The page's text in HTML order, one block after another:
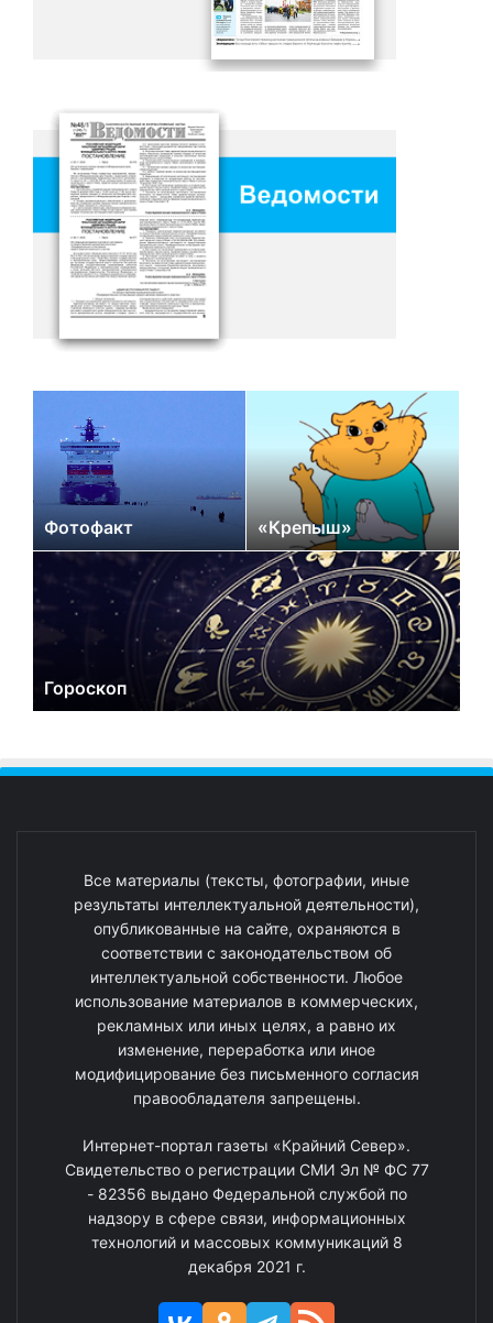
Фотофакт «Крепыш»
Гороскоп
Все материалы (тексты, фотографии, иные
результаты интеллектуальной деятельности),
опубликованные на сайте, охраняются в
соответствии с законодательством об
интеллектуальной собственности. Любое
использование материалов в коммерческих,
рекламных или иных целях, а равно их
изменение, переработка или иное
модифицирование без письменного согласия
правообладателя запрещены.
Интернет-портал газеты «Крайний Север».
Свидетельство о регистрации СМИ Эл № ФС 77
- 82356 выдано Федеральной службой по
надзору в сфере связи, информационных
технологий и массовых коммуникаций 8
декабря 2021 г.